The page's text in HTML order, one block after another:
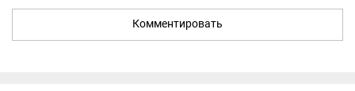
Комментировать